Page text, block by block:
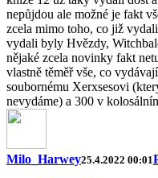
nepůjdou ale možné je fakt
zcela mimo toho, co již
vydali byly Hvězdy,
nějaké zcela novinky fakt
vlastně těměř vše, co
soubornému Xerxsesovi
nevydáme) a 300 v
Milo_Harwey25.4.2022 00:01